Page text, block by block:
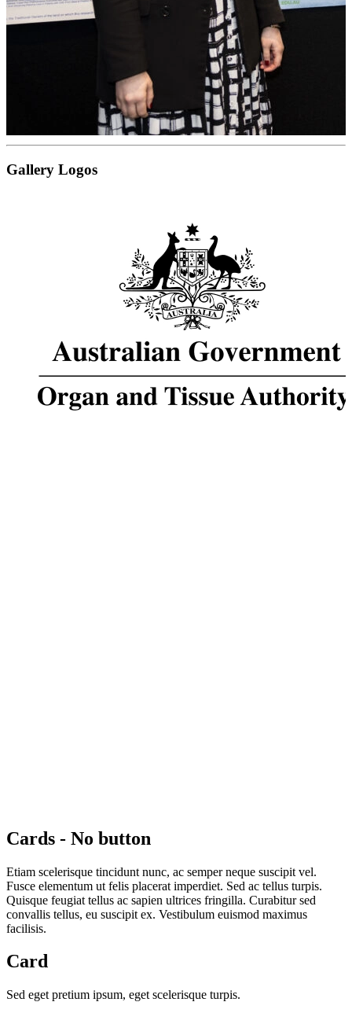
Gallery Logos
Cards - No button
Etiam scelerisque tincidunt nunc, ac semper neque suscipit vel.
Fusce elementum ut felis placerat imperdiet. Sed ac tellus turpis.
Quisque feugiat tellus ac sapien ultrices fringilla. Curabitur sed
convallis tellus, eu suscipit ex. Vestibulum euismod maximus
facilisis.
Card
Sed eget pretium ipsum, eget scelerisque turpis.